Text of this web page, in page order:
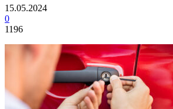
15.05.2024
0
1196